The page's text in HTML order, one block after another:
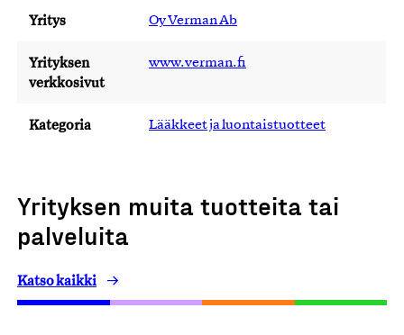
Yritys Oy Verman Ab
Yrityksen
verkkosivut
www.verman.fi
Kategoria Lääkkeet ja luontaistuotteet
Yrityksen muita tuotteita tai
palveluita
Katso kaikki